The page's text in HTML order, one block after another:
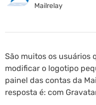
Mailrelay
São muitos os usuários
modificar o logotipo
painel das contas da
resposta é: com